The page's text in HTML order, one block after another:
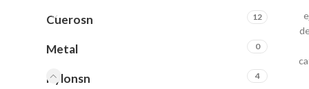
Cuerosn 12
Metal 0
Nylonsn 4